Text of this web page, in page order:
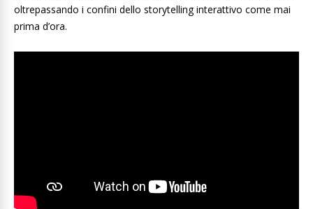
oltrepassando i confini dello storytelling interattivo come mai
prima d’ora.